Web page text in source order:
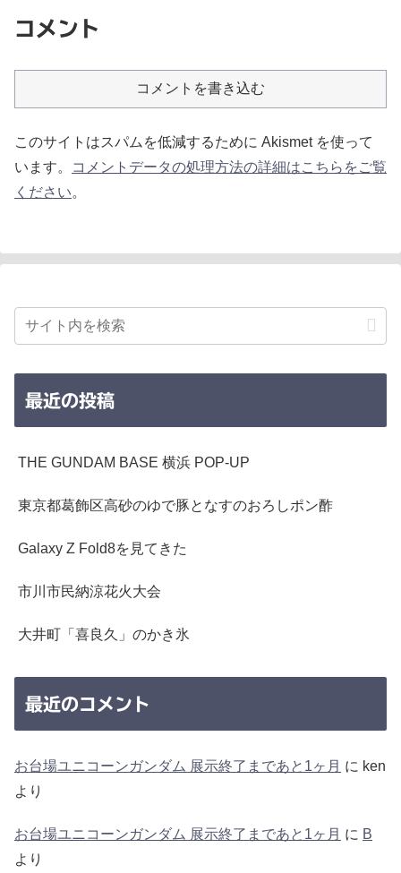
コメント
コメントを書き込む
このサイトはスパムを低減するために Akismet を使って
います。
コメントデータの処理方法の詳細はこちらをご覧
ください。
最近の投稿
THE GUNDAM BASE 横浜 POP-UP
東京都葛飾区高砂のゆで豚となすのおろしポン酢
Galaxy Z Fold8を見てきた
市川市民納涼花火大会
大井町「喜良久」のかき氷
最近のコメント
お台場ユニコーンガンダム 展示終了まであと1ヶ月 に ken
より
お台場ユニコーンガンダム 展示終了まであと1ヶ月 に B
より